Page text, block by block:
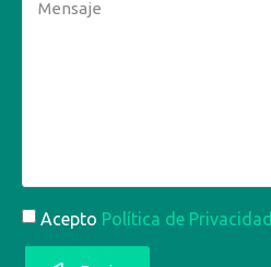
Acepto Política de Privacidad